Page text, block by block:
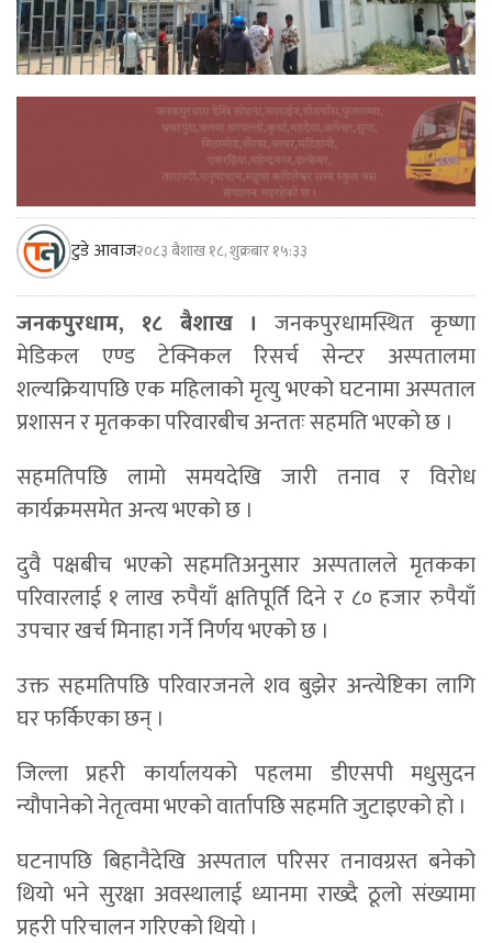
टुडे आवाज२०८३ बैशाख १८, शुक्रबार १५:३३
जनकपुरधाम, १८ बैशाख । जनकपुरधामस्थित कृष्णा
मेडिकल एण्ड टेक्निकल रिसर्च सेन्टर अस्पतालमा
शल्यक्रियापछि एक महिलाको मृत्यु भएको घटनामा अस्पताल
प्रशासन र मृतकका परिवारबीच अन्ततः सहमति भएको छ ।
सहमतिपछि लामो समयदेखि जारी तनाव र विरोध
कार्यक्रमसमेत अन्त्य भएको छ ।
दुवै पक्षबीच भएको सहमतिअनुसार अस्पतालले मृतकका
परिवारलाई १ लाख रुपैयाँ क्षतिपूर्ति दिने र ८० हजार रुपैयाँ
उपचार खर्च मिनाहा गर्ने निर्णय भएको छ ।
उक्त सहमतिपछि परिवारजनले शव बुझेर अन्त्येष्टिका लागि
घर फर्किएका छन् ।
जिल्ला प्रहरी कार्यालयको पहलमा डीएसपी मधुसुदन
न्यौपानेको नेतृत्वमा भएको वार्तापछि सहमति जुटाइएको हो ।
घटनापछि बिहानैदेखि अस्पताल परिसर तनावग्रस्त बनेको
थियो भने सुरक्षा अवस्थालाई ध्यानमा राख्दै ठूलो संख्यामा
प्रहरी परिचालन गरिएको थियो ।